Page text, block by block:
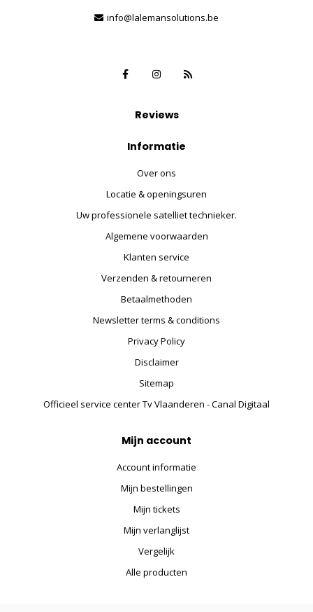
info@lalemansolutions.be
Reviews
Informatie
Over ons
Locatie & openingsuren
Uw professionele satelliet technieker.
Algemene voorwaarden
Klanten service
Verzenden & retourneren
Betaalmethoden
Newsletter terms & conditions
Privacy Policy
Disclaimer
Sitemap
Officieel service center Tv Vlaanderen - Canal Digitaal
Mijn account
Account informatie
Mijn bestellingen
Mijn tickets
Mijn verlanglijst
Vergelijk
Alle producten